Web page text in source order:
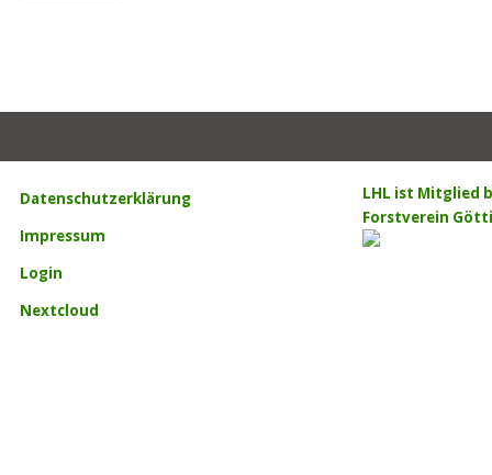
Datenschutzerklärung
Impressum
Login
Nextcloud
LHL ist Mitglied
Forstverein